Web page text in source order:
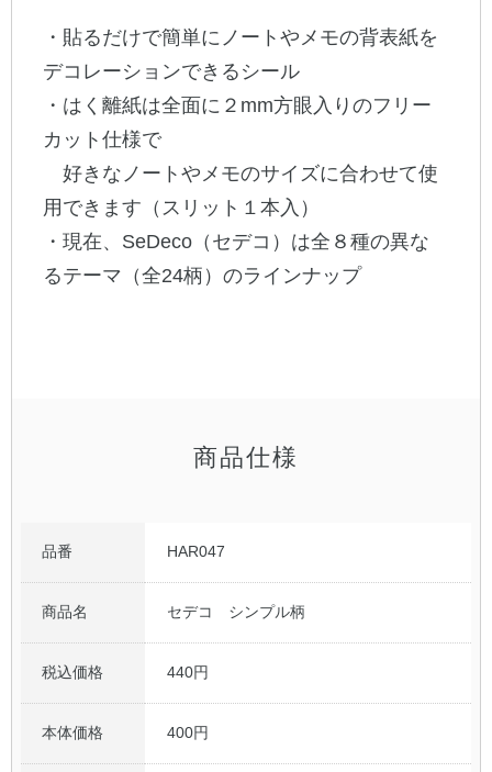
・貼るだけで簡単にノートやメモの背表紙を
デコレーションできるシール
・はく離紙は全面に２mm方眼入りのフリー
カット仕様で
好きなノートやメモのサイズに合わせて使
用できます（スリット１本入）
・現在、SeDeco（セデコ）は全８種の異な
るテーマ（全24柄）のラインナップ
商品仕様
品番 HAR047
商品名 セデコ シンプル柄
税込価格 440円
本体価格 400円